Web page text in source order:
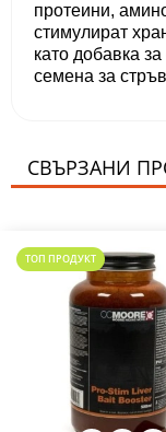
протеини,
стимулират
като добавка
семена за
СВЪРЗАНИ
ТОП ПРОДУКТ